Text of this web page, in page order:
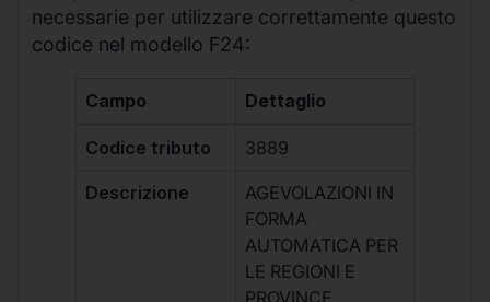
necessarie per utilizzare correttamente questo
codice nel modello F24:
Campo Dettaglio
Codice tributo 3889
Descrizione
AGEVOLAZIONI IN
FORMA
AUTOMATICA PER
LE REGIONI E